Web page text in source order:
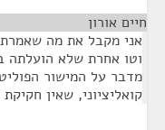
חיים אורון
אני מקבל את מה שאמרת
וטו אחרת שלא הועלתה
מדבר על המישור
קואליציוני, שאין